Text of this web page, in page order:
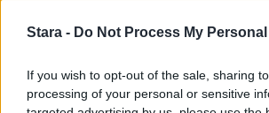
Stara - Do Not Process My
If you wish to opt-out of the sale, sharing
processing of your personal or sensitive
1